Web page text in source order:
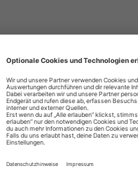
Privatsphäre-Einstellungen